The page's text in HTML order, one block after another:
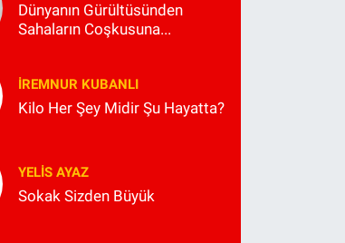
Dünyanın Gürültüsünden
Sahaların Coşkusuna...
İREMNUR KUBANLI
Kilo Her Şey Midir Şu Hayatta?
YELIS AYAZ
Sokak Sizden Büyük